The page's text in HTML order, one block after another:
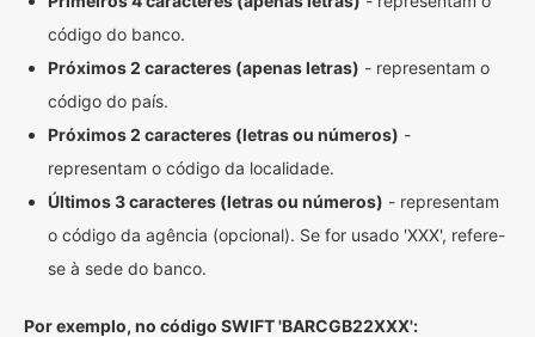
código do banco.
Próximos 2 caracteres (apenas letras) - representam o
código do país.
Próximos 2 caracteres (letras ou números) -
representam o código da localidade.
Últimos 3 caracteres (letras ou números) - representam
o código da agência (opcional). Se for usado 'XXX', refere-
se à sede do banco.
Por exemplo, no código SWIFT 'BARCGB22XXX':